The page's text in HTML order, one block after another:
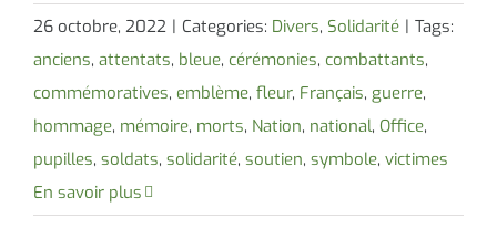
26 octobre, 2022 | Categories: Divers, Solidarité | Tags:
anciens, attentats, bleue, cérémonies, combattants,
commémoratives, emblème, fleur, Français, guerre,
hommage, mémoire, morts, Nation, national, Office,
pupilles, soldats, solidarité, soutien, symbole, victimes
En savoir plus